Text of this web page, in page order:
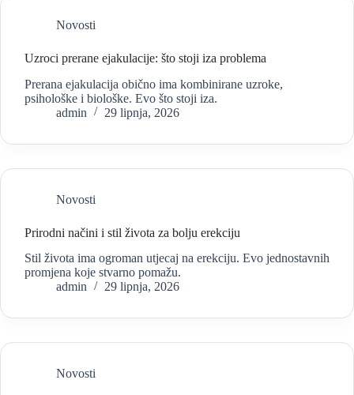
Novosti
Uzroci prerane ejakulacije: što stoji iza problema
Prerana ejakulacija obično ima kombinirane uzroke,
psihološke i biološke. Evo što stoji iza.
admin
29 lipnja, 2026
Novosti
Prirodni načini i stil života za bolju erekciju
Stil života ima ogroman utjecaj na erekciju. Evo jednostavnih
promjena koje stvarno pomažu.
admin
29 lipnja, 2026
Novosti